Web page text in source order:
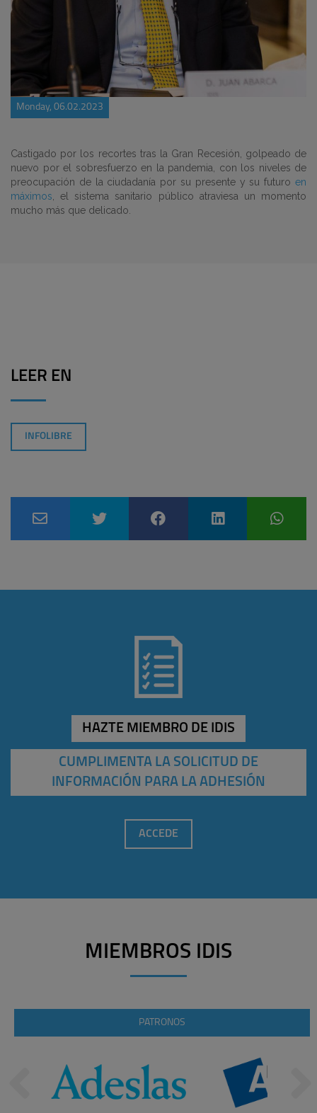
Monday, 06.02.2023
Castigado por los recortes tras la Gran Recesión, golpeado de
nuevo por el sobresfuerzo en la pandemia, con los niveles de
preocupación de la ciudadanía por su presente y su futuro en
máximos , el sistema sanitario público atraviesa un momento
mucho más que delicado.
LEER EN
INFOLIBRE
HAZTE MIEMBRO DE IDIS
CUMPLIMENTA LA SOLICITUD DE
INFORMACIÓN PARA LA ADHESIÓN
ACCEDE
MIEMBROS IDIS
PATRONOS